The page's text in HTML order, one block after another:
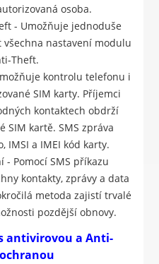
osoba.
- Umožňuje jednoduše
nastavení modulu
Theft.
kontrolu telefonu i
SIM karty. Příjemci
kontaktech obdrží
SIM kartě. SMS zpráva
IMSI a IMEI kód karty.
- Pomocí SMS příkazu
kontakty, zprávy a data
metoda zajistí trvalé
pozdější obnovy.
antivirovou a Anti-